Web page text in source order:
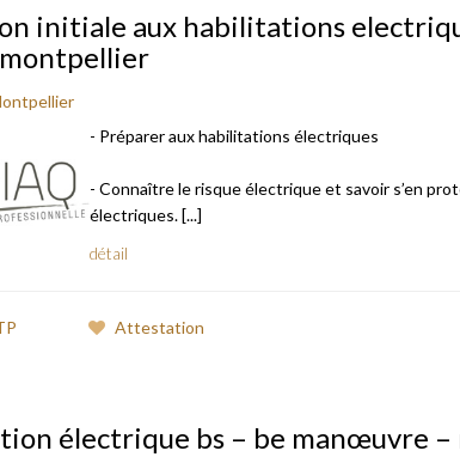
initiale aux habilitations
- Préparer aux habilitations électriques
- Connaître le risque électrique et savoir s’en
électriques. [...]
détail
Attestation
électrique bs – be manœuvre –